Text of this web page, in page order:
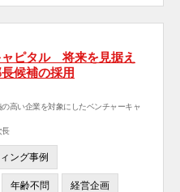
ピタル 将来を見据え
候補の採用
高い企業を対象にしたベンチャーキャ
長
ング事例
年齢不問 経営企画